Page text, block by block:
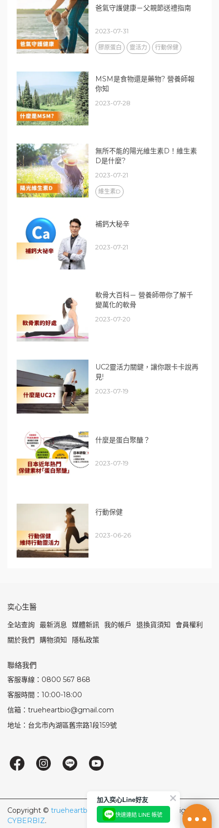
爸氣守護健康－父親節送禮指南
2023-07-31
膠原蛋白 靈活力 行動保健
MSM是食物還是藥物? 營養師報
你知
2023-07-28
無所不能的陽光維生素D！維生素
D是什麼?
2023-07-21
維生素D
補鈣大秘辛
2023-07-21
軟骨大百科－ 營養師帶你了解千
變萬化的軟骨
2023-07-20
UC2靈活力關鍵，讓你跟卡卡說再
見!
2023-07-19
什麼是蛋白聚醣？
2023-07-19
行動保健
2023-06-26
奕心生醫
全站查詢 最新消息 媒體新訊 我的帳戶 退換貨須知
會員權利
關於我們
購物須知 隱私政策
聯絡我們
客服專線：0800 567 868
客服時間：10:00-18:00
信箱：trueheartbio@gmail.com
地址：台北市內湖區舊宗路1段159號
Copyright © trueheartbio All Rights Reserved.
Designed by
CYBERBIZ.
回覆至 奕心生醫科技
加入奕心Line好友
快速連結 LINE 帳號